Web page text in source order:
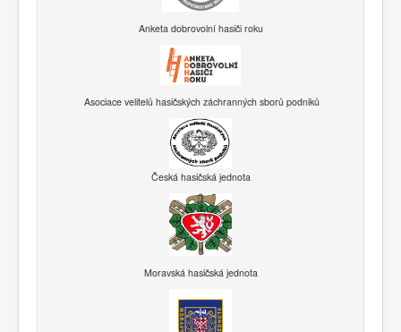
Anketa dobrovolní hasiči roku
Asociace velitelů hasičských záchranných sborů podniků
Česká hasičská jednota
Moravská hasičská jednota